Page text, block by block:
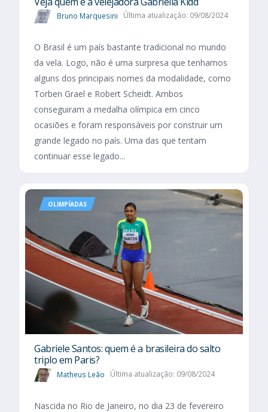
Bruno Marquesini Última atualização: 09/08/2024
O Brasil é um país bastante tradicional no mundo
da vela. Logo, não é uma surpresa que tenhamos
alguns dos principais nomes da modalidade, como
Torben Grael e Robert Scheidt. Ambos
conseguiram a medalha olímpica em cinco
ocasiões e foram responsáveis por construir um
grande legado no país. Uma das que tentam
continuar esse legado...
OLIMPÍADAS
Gabriele Santos: quem é a brasileira do salto
triplo em Paris?
Matheus Leão Última atualização: 09/08/2024
Nascida no Rio de Janeiro, no dia 23 de fevereiro